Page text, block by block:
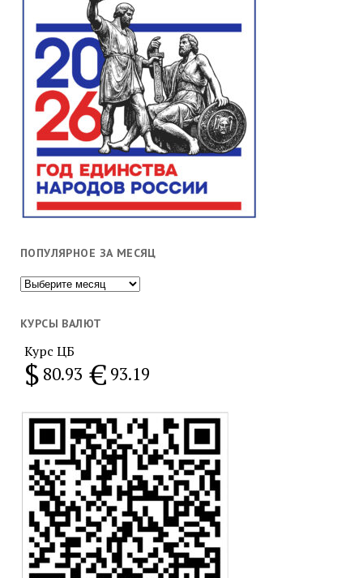
ПОПУЛЯРНОЕ ЗА МЕСЯЦ
Популярное
месяц
КУРСЫ ВАЛЮТ
Курс ЦБ
$ 80.93 € 93.19